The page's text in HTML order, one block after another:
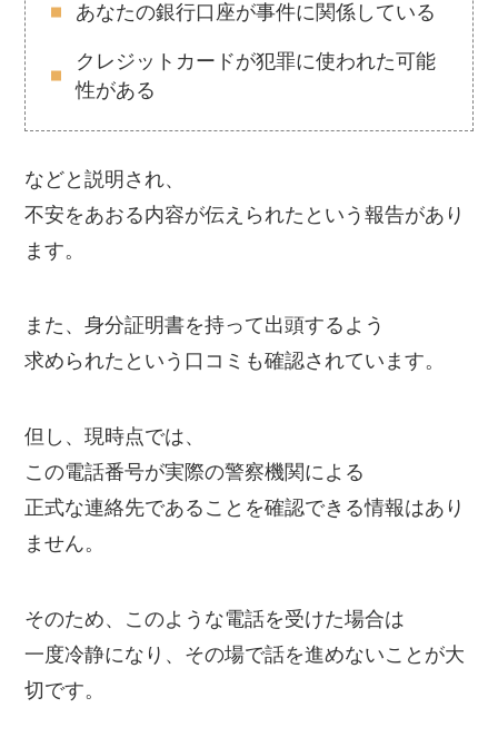
あなたの銀行口座が事件に関係している
クレジットカードが犯罪に使われた可能
性がある
などと説明され、
不安をあおる内容が伝えられたという報告があり
ます。
また、身分証明書を持って出頭するよう
求められたという口コミも確認されています。
但し、現時点では、
この電話番号が実際の警察機関による
正式な連絡先であることを確認できる情報はあり
ません。
そのため、このような電話を受けた場合は
一度冷静になり、その場で話を進めないことが大
切です。